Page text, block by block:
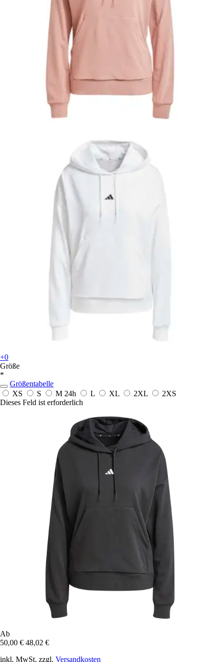
+0
Größe
*
Größentabelle
XS
S M 24h L XL 2XL
2XS
Dieses Feld ist erforderlich
Ab
50,00 € 48,02 €
inkl. MwSt. zzgl. Versandkosten